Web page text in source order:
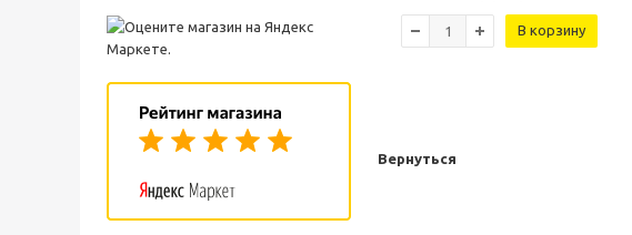
В корзину
Вернуться